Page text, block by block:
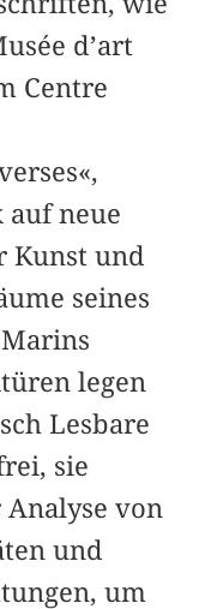
d’art
Centre
auf neue
Kunst und
seines
legen
Lesbare
sie
von
und
um